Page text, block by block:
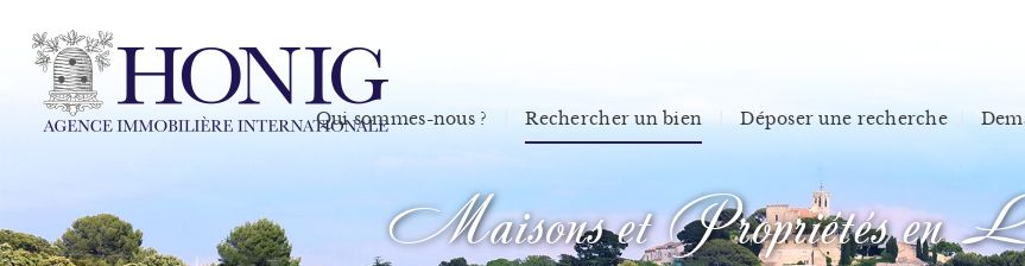
Qui sommes-nous ? Rechercher un bien Déposer une recherche
Maisons et Propriétés en